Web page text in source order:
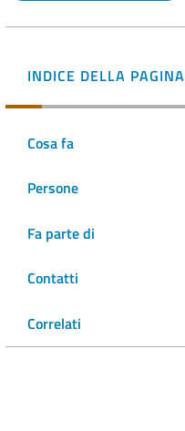
INDICE DELLA PAGINA
Cosa fa
Persone
Fa parte di
Contatti
Correlati